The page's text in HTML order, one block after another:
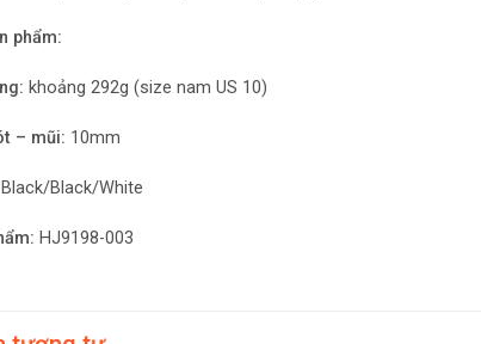
phẩm:
khoảng 292g (size nam US 10)
– mũi: 10mm
Black/Black/White
HJ9198-003